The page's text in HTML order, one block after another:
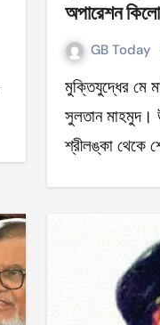
অপারেশন
GB Today
মুক্তিযুদ্ধের মে মাসে বিমানে চেপে শ্রীলংকায় চলে যান
সুলতান মাহমুদ।
শ্রীলঙ্কা থেকে